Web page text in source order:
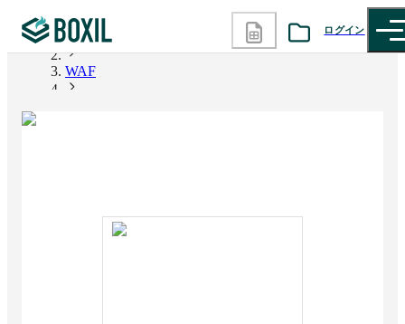
ログイン
カテゴリから探す
BOXILの使い方ガイド
BOXIL
WAF